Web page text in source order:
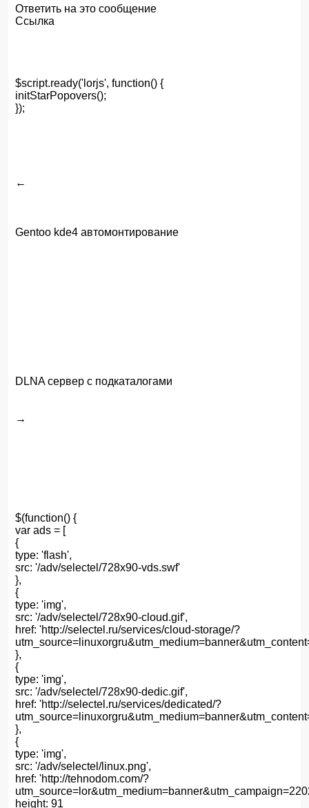
Ответить на это сообщение
Ссылка
$script.ready('lorjs', function() {
initStarPopovers();
});
←
Gentoo kde4 автомонтирование
DLNA сервер с подкаталогами
→
$(function() {
var ads = [
{
type: 'flash',
src: '/adv/selectel/728x90-vds.swf'
},
{
type: 'img',
src: '/adv/selectel/728x90-cloud.gif',
href: 'http://selectel.ru/services/cloud-storage/?
},
{
type: 'img',
src: '/adv/selectel/728x90-dedic.gif',
href: 'http://selectel.ru/services/dedicated/?
},
{
type: 'img',
src: '/adv/selectel/linux.png',
href: 'http://tehnodom.com/?
height: 91